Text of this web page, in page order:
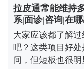
案，就能有效规
术的问题，可以去
小红薯）预约面诊
处理深层组织，
题。 但大家也不
的医生操作，这些
复合提升术时，
经，做分层减张
拉皮通常能维持
系|面诊|咨询|在
大家应该都了解
吧？这类项目好
间，但短板也很